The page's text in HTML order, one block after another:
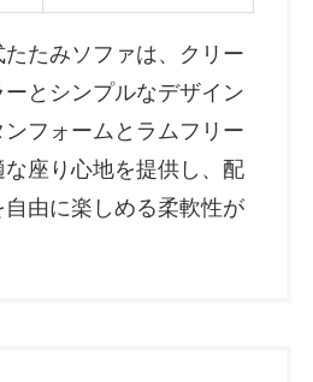
たみソファは、クリー
とシンプルなデザイン
フォームとラムフリー
座り心地を提供し、配
由に楽しめる柔軟性が